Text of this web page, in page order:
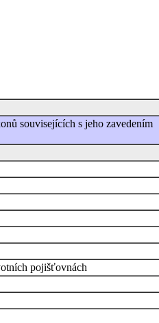
souvisejících s jeho zavedením
pojišťovnách